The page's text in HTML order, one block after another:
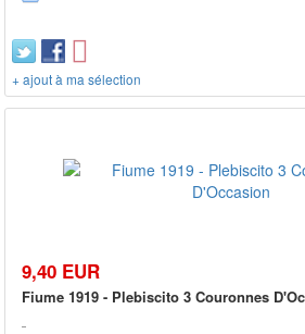
+ ajout à ma sélection
9,40 EUR
Fiume 1919 - Plebiscito 3 Couronnes